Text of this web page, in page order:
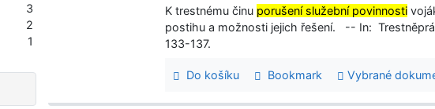
K trestnému činu porušení služební povinnosti
postihu a možnosti jejich řešení. -- In:
133-137.
Do košíku Bookmark Vybrané
3
2
1